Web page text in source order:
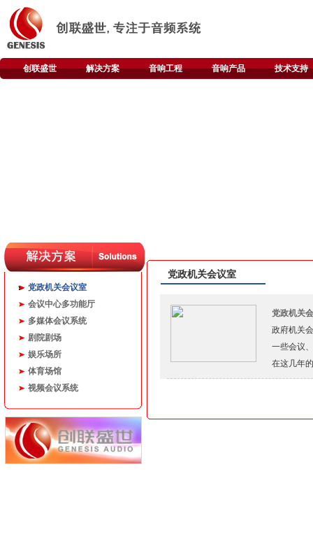
创联盛世 解决方案 音响工程 音响产品 技术支持
党政机关会议室
会议中心多功能厅
多媒体会议系统
剧院剧场
娱乐场所
体育场馆
视频会议系统
党政机关会议室
党政机关
政府机关
一些会议
在这几年